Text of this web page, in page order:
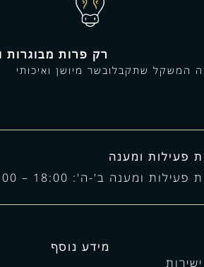
המשקל שתקבלו
רק פרות מבוגרות
בשר מיושן ואיכותי
פעילות ומענה
ומענה ב'-ה': 18:00 – 09:00
מידע נוסף